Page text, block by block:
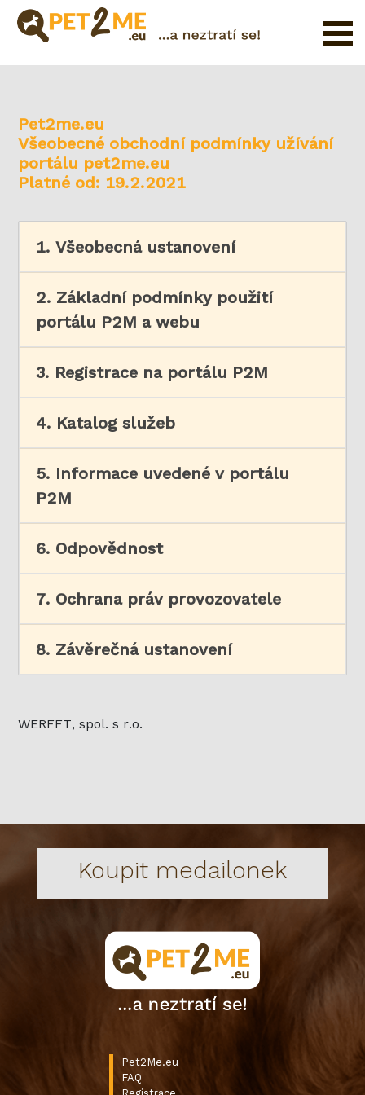
FAQ
Přihlášení
Katalog
Shop
Pet2me.eu
Všeobecné obchodní podmínky užívání
portálu pet2me.eu
Platné od: 19.2.2021
1. Všeobecná ustanovení
2. Základní podmínky použití
portálu P2M a webu
3. Registrace na portálu P2M
4. Katalog služeb
5. Informace uvedené v portálu
P2M
6. Odpovědnost
7. Ochrana práv provozovatele
8. Závěrečná ustanovení
WERFFT, spol. s r.o.
Koupit medailonek
Pet2Me.eu
FAQ